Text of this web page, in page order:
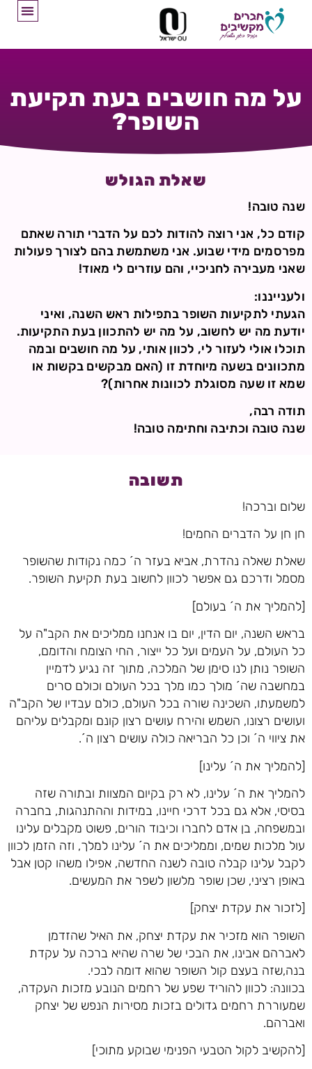
על מה חושבים בעת תקיעת
השופר?
שאלת הגולש
שנה טובה!
קודם כל, אני רוצה להודות לכם על הדברי תורה שאתם
מפרסמים מידי שבוע. אני משתמשת בהם לצורך פעולות
שאני מעבירה לחניכיי, והם עוזרים לי מאוד!
ולענייננו:
הגעתי לתקיעות השופר בתפילות ראש השנה, ואיני
יודעת מה יש לחשוב, על מה יש להתכוון בעת התקיעות.
תוכלו אולי לעזור לי, לכוון אותי, על מה חושבים ובמה
מתכוונים בשעה מיוחדת זו (האם מבקשים בקשות או
שמא זו שעה מסוגלת לכוונות אחרות)?
תודה רבה,
שנה טובה וכתיבה וחתימה טובה!
תשובה
שלום וברכה!
חן חן על הדברים החמים!
שאלת שאלה נהדרת, אביא בעזר ה´ כמה נקודות שהשופר
מסמל ודרכם גם אפשר לכוון לחשוב בעת תקיעת השופר.
[להמליך את ה´ בעולם]
בראש השנה, יום הדין, יום בו אנחנו ממליכים את הקב"ה על
כל העולם, על העמים ועל כל ייצור, החי הצומח והדומם,
השופר נותן לנו סימן של המלכה, מתוך זה נגיע לדמיין
במחשבה שה´ מולך כמו מלך בכל העולם וכולם סרים
למשמעתו, השכינה שורה בכל העולם, כולם עבדיו של הקב"ה
ועושים רצונו, השמש והירח עושים רצון קונם ומקבלים עליהם
את ציווי ה´ וכן כל הבריאה כולה עושים רצון ה´.
[להמליך את ה´ עלינו]
להמליך את ה´ עלינו, לא רק בקיום המצוות ובתורה שזה
בסיסי, אלא גם בכל דרכי חיינו, במידות וההתנהגות, בחברה
ובמשפחה, בן אדם לחברו וכיבוד הורים, פשוט מקבלים עלינו
עול מלכות שמים, וממליכים את ה´ עלינו למלך, וזה הזמן לכוון
לקבל עלינו קבלה טובה לשנה החדשה, אפילו משהו קטן אבל
באופן רציני, שכן שופר מלשון לשפר את המעשים.
[לזכור את עקדת יצחק]
השופר הוא מזכיר את עקדת יצחק, את האיל שהזדמן
לאברהם אבינו, את הבכי של שרה שהיא ברכה על עקדת
בנה,שזה בעצם קול השופר שהוא דומה לבכי.
בכוונה: לכוון להוריד שפע של רחמים הנובע מזכות העקדה,
שמעוררת רחמים גדולים בזכות מסירות הנפש של יצחק
ואברהם.
[להקשיב לקול הטבעי הפנימי שבוקע מתוכי]